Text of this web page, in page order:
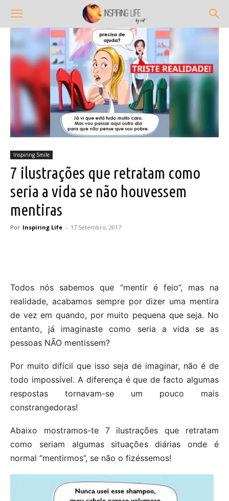
Inspiring Smile
7 ilustrações que retratam como
seria a vida se não houvessem
mentiras
Por Inspiring Life - 17 Setembro, 2017
Todos nós sabemos que “mentir é feio”, mas na
realidade, acabamos sempre por dizer uma mentira
de vez em quando, por muito pequena que seja. No
entanto, já imaginaste como seria a vida se as
pessoas NÃO mentissem?
Por muito difícil que isso seja de imaginar, não é de
todo impossível. A diferença é que de facto algumas
respostas tornavam-se um pouco mais
constrangedoras!
Abaixo mostramos-te 7 ilustrações que retratam
como seriam algumas situações diárias onde é
normal “mentirmos”, se não o fizéssemos!